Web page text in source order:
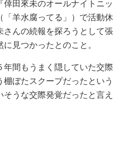
倖田來未のオールナイトニッ
「羊水腐ってる」）で活動休
さんの続報を探ろうとして張
見つかったとのこと。
年間もうまく隠していた交際
ぼたスクープだったという
うな交際発覚だったと言え